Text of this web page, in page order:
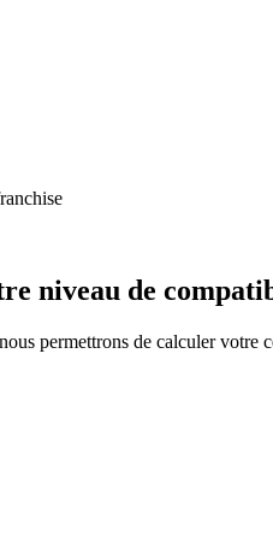
niveau de
permettrons de calculer votre